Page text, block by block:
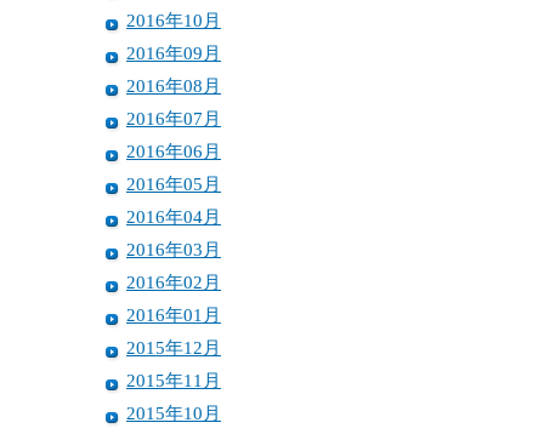
2016年10月
2016年09月
2016年08月
2016年07月
2016年06月
2016年05月
2016年04月
2016年03月
2016年02月
2016年01月
2015年12月
2015年11月
2015年10月